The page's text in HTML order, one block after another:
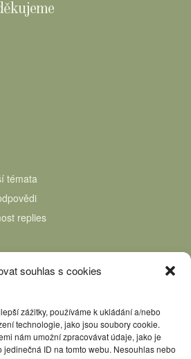
souhlas s cookies
zážitky, používáme k ukládání a/nebo
technologie, jako jsou soubory cookie.
nám umožní zpracovávat údaje, jako je
ID na tomto webu. Nesouhlas nebo
témata
replies